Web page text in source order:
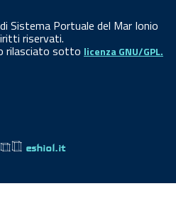
Sistema Portuale del Mar Ionio
riservati.
rilasciato sotto licenza GNU/GPL.
eshiol.it